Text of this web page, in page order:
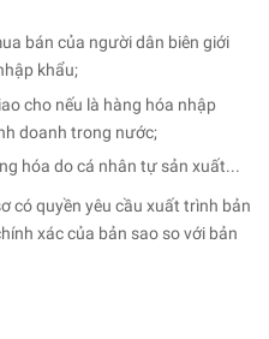
bán của người dân biên giới
khẩu;
cho nếu là hàng hóa nhập
doanh trong nước;
hóa do cá nhân tự sản xuất...
có quyền yêu cầu xuất trình bản
xác của bản sao so với bản